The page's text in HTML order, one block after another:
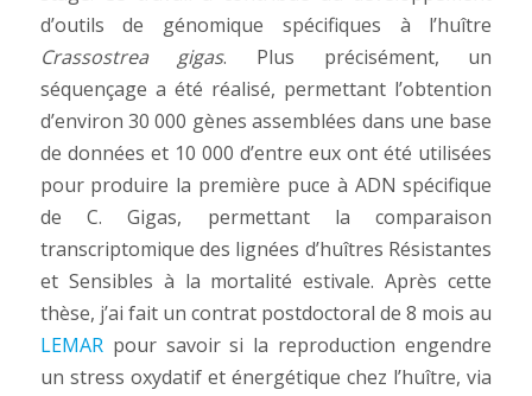
d’outils de génomique spécifiques à l’huître
Crassostrea gigas. Plus précisément, un
séquençage a été réalisé, permettant l’obtention
d’environ 30 000 gènes assemblées dans une base
de données et 10 000 d’entre eux ont été utilisées
pour produire la première puce à ADN spécifique
de C. Gigas, permettant la comparaison
transcriptomique des lignées d’huîtres Résistantes
et Sensibles à la mortalité estivale. Après cette
thèse, j’ai fait un contrat postdoctoral de 8 mois au
LEMARpour savoir si la reproduction engendre
un stress oxydatif et énergétique chez l’huître, via